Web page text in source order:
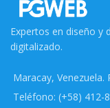
Expertos en diseño y
digitalizado.
Maracay,
Teléfono: (+58) 412-